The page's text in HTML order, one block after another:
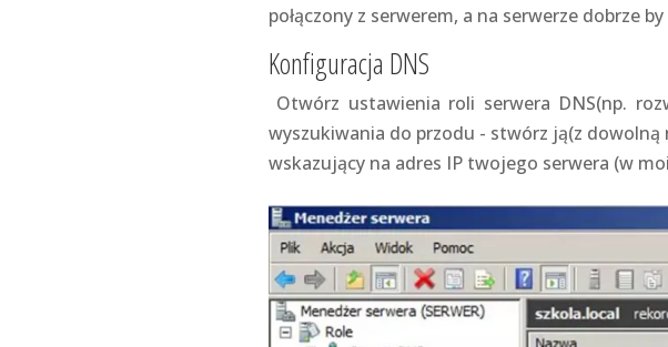
połączony z serwerem, a na serwerze dobrze
Konfiguracja DNS
Otwórz ustawienia roli serwera DNS(np.
wyszukiwania do przodu - stwórz ją(z
wskazujący na adres IP twojego serwera (w